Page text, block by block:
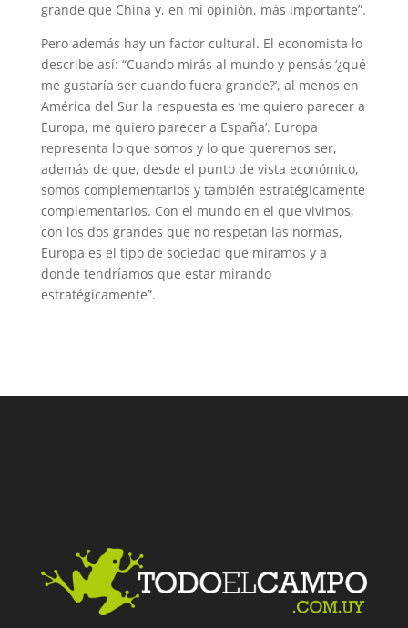
grande que China y, en mi opinión, más importante”.
Pero además hay un factor cultural. El economista lo
describe así: “Cuando mirás al mundo y pensás ‘¿qué
me gustaría ser cuando fuera grande?’, al menos en
América del Sur la respuesta es ‘me quiero parecer a
Europa, me quiero parecer a España’. Europa
representa lo que somos y lo que queremos ser,
además de que, desde el punto de vista económico,
somos complementarios y también estratégicamente
complementarios. Con el mundo en el que vivimos,
con los dos grandes que no respetan las normas,
Europa es el tipo de sociedad que miramos y a
donde tendríamos que estar mirando
estratégicamente”.